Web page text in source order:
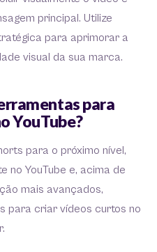
principal. Utilize
para aprimorar a
visual da sua marca.
para
YouTube?
para o próximo nível,
no YouTube e, acima de
mais avançados,
para criar vídeos curtos no